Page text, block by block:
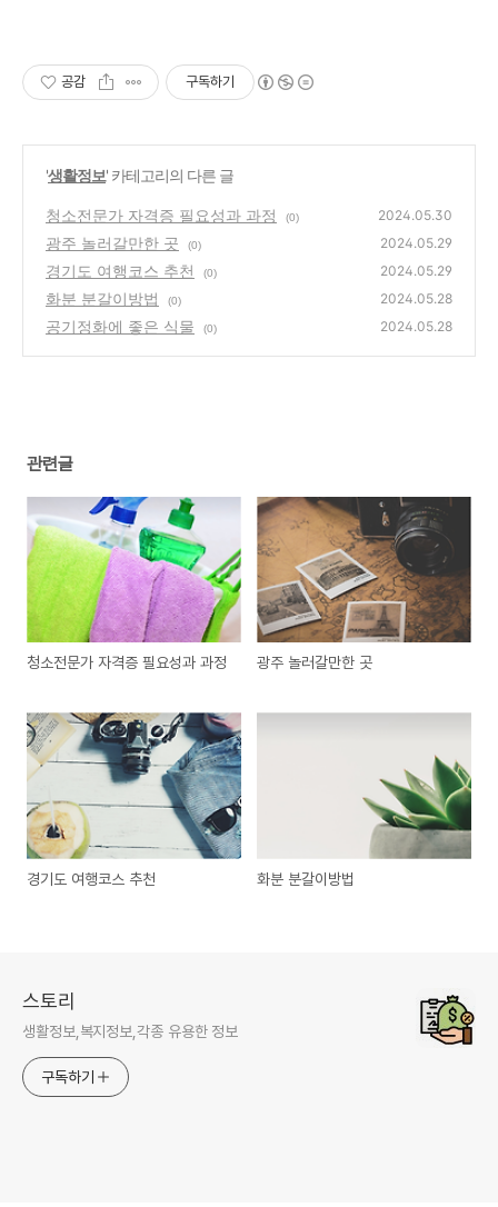
공감 구독하기
'생활정보' 카테고리의 다른 글
청소전문가 자격증 필요성과 과정 (0) 2024.05.30
광주 놀러갈만한 곳 (0) 2024.05.29
경기도 여행코스 추천 (0) 2024.05.29
화분 분갈이방법 (0) 2024.05.28
공기정화에 좋은 식물 (0) 2024.05.28
관련글
청소전문가 자격증 필요성과 과정 광주 놀러갈만한 곳
경기도 여행코스 추천 화분 분갈이방법
스토리
생활정보,복지정보,각종 유용한 정보
구독하기